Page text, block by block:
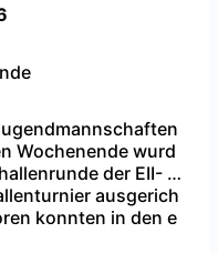
Wochenende wurd
der EII- u
ausgerich
konnten in den e
an ihre bisherig